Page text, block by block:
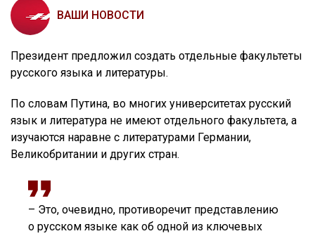
ВАШИ НОВОСТИ
Президент предложил создать отдельные факультеты
русского языка и литературы.
По словам Путина, во многих университетах русский
язык и литература не имеют отдельного факультета, а
изучаются наравне с литературами Германии,
Великобритании и других стран.
– Это, очевидно, противоречит представлению
о русском языке как об одной из ключевых